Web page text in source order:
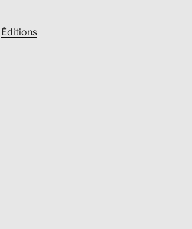
Éditions